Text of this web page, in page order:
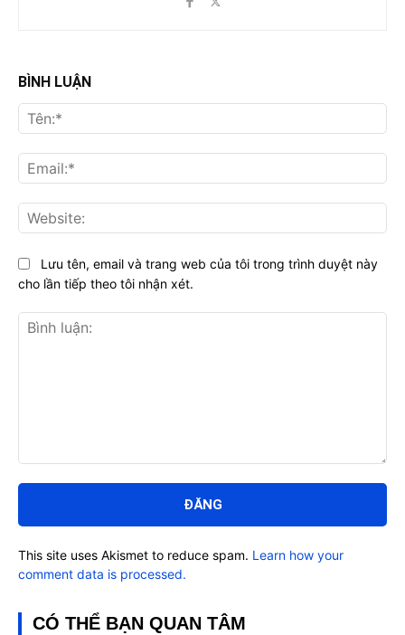
BÌNH LUẬN
luận:
Lưu tên, email và trang web của tôi trong trình duyệt này
cho lần tiếp theo tôi nhận xét.
This site uses Akismet to reduce spam. Learn how your
comment data is processed.
CÓ THỂ BẠN QUAN TÂM